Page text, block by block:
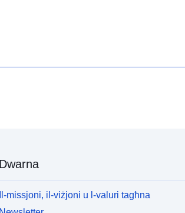
Dwarna
Il-missjoni, il-viżjoni u l-valuri tagħna